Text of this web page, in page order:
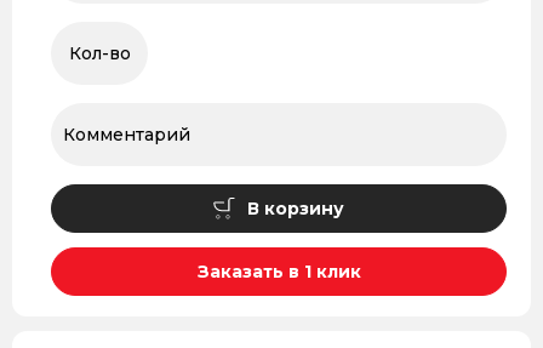
В корзину
Заказать в 1 клик